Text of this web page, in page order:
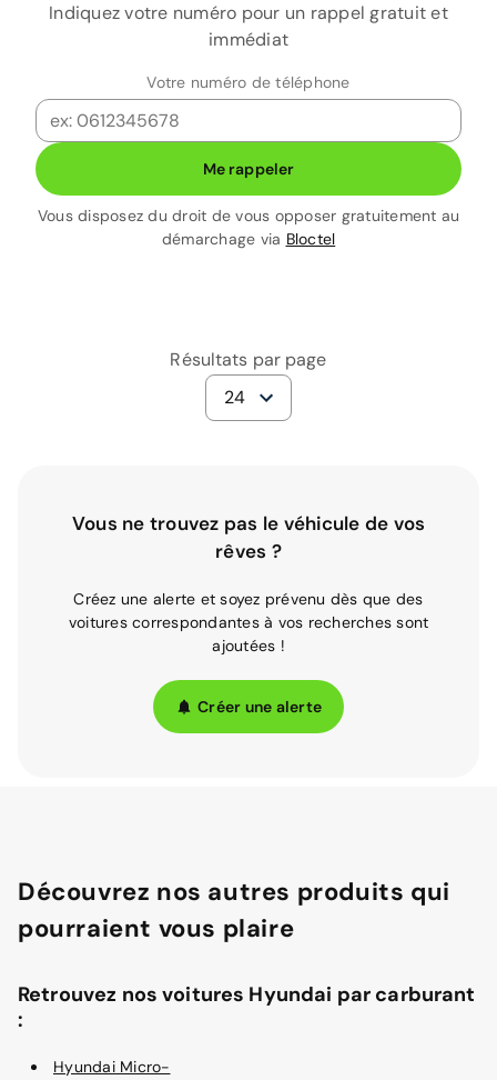
Indiquez votre numéro pour un rappel gratuit et
immédiat
Votre numéro de téléphone
Me rappeler
Vous disposez du droit de vous opposer gratuitement au
démarchage via Bloctel
Résultats par page
24
Vous ne trouvez pas le véhicule de vos
rêves ?
Créez une alerte et soyez prévenu dès que des
voitures correspondantes à vos recherches sont
ajoutées !
Créer une alerte
Découvrez nos autres produits qui
pourraient vous plaire
Retrouvez nos voitures Hyundai par carburant
:
Hyundai Micro-